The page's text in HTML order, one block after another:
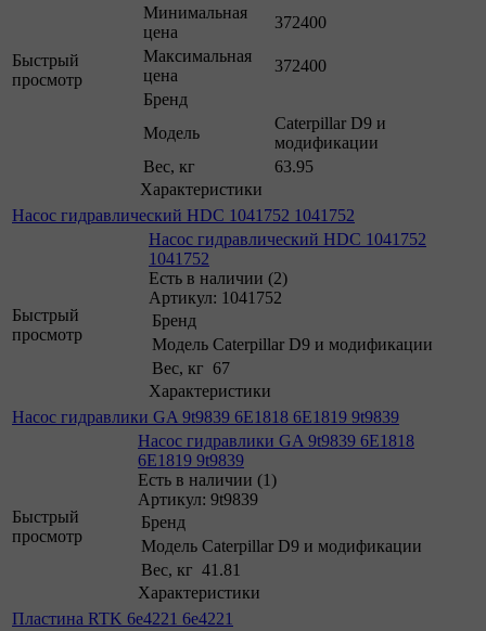
Быстрый
просмотр
Минимальная
цена
372400
Максимальная
цена
372400
Бренд
Модель
Caterpillar D9 и
модификации
Вес, кг
63.95
Характеристики
Насос гидравлический HDC 1041752 1041752
Быстрый
просмотр
Насос гидравлический HDC 1041752
1041752
Есть в наличии (2)
Артикул: 1041752
Бренд
Модель Caterpillar D9 и модификации
Вес, кг 67
Характеристики
Насос гидравлики GA 9t9839 6E1818 6E1819 9t9839
Быстрый
просмотр
Насос гидравлики GA 9t9839 6E1818
6E1819 9t9839
Есть в наличии (1)
Артикул: 9t9839
Бренд
Модель Caterpillar D9 и модификации
Вес, кг 41.81
Характеристики
Пластина RTK 6e4221 6e4221